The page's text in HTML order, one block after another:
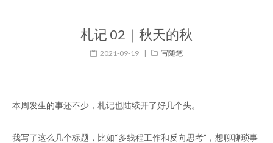
札记 02｜秋天的秋
2021-09-19 | 写随笔
本周发生的事还不少，札记也陆续开了好几个头。
我写了这么几个标题，比如“多线程工作和反向思考”，想聊聊琐事